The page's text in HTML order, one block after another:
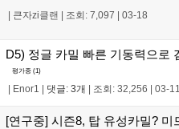
큰자zi클랜 조회: 7,097 03-18
D5) 정글 카밀 빠른 기동력으로
평가중 (1)
Enor1 댓글: 3개 조회: 32,256 03-11
[연구중] 시즌8, 탑 유성카밀? 미